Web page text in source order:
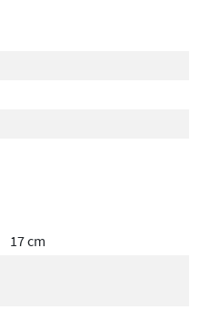
17 cm